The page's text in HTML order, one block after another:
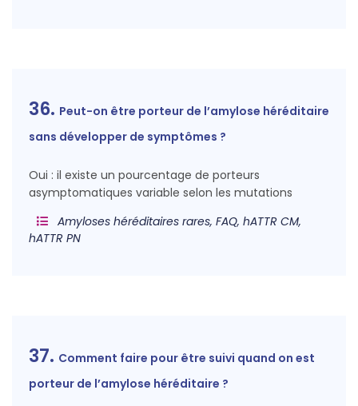
36. Peut-on être porteur de l’amylose héréditaire
sans développer de symptômes ?
Oui : il existe un pourcentage de porteurs
asymptomatiques variable selon les mutations
Amyloses héréditaires rares, FAQ, hATTR CM,
hATTR PN
37. Comment faire pour être suivi quand on est
porteur de l’amylose héréditaire ?